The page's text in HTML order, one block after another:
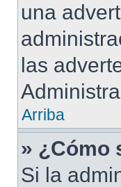
una
las
Arriba
» ¿Cómo
Si la